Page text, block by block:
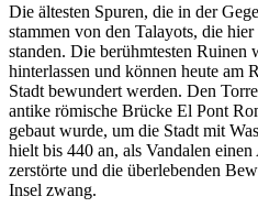
Die ältesten Spuren, die in der
stammen von den Talayots, die
standen. Die berühmtesten Ruinen
hinterlassen und können heute am
Stadt bewundert werden. Den
antike römische Brücke El Pont
gebaut wurde, um die Stadt mit
hielt bis 440 an, als Vandalen
zerstörte und die überlebenden
Insel zwang.